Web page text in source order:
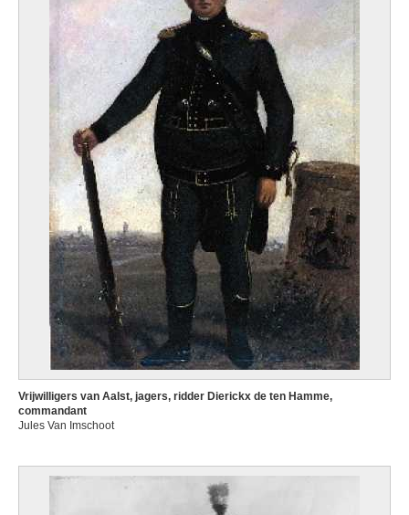
Vrijwilligers van Aalst, jagers, ridder Dierickx de ten Hamme,
commandant
Jules Van Imschoot